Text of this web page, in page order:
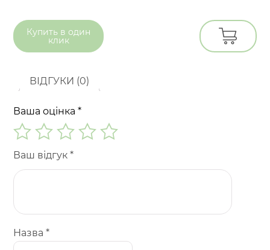
Купить в один
клик
ВІДГУКИ (0)
Ваша оцінка*
Ваш відгук*
Назва*